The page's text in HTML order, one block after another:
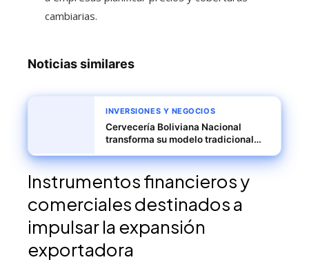
cambiarias.
Noticias similares
INVERSIONES Y NEGOCIOS
Cervecería Boliviana Nacional
transforma su modelo tradicional
Instrumentos financieros y
comerciales destinados a
impulsar la expansión
exportadora